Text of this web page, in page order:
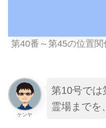
第40番～第45の位置関
ケンヤ
第10号では
霊場までを